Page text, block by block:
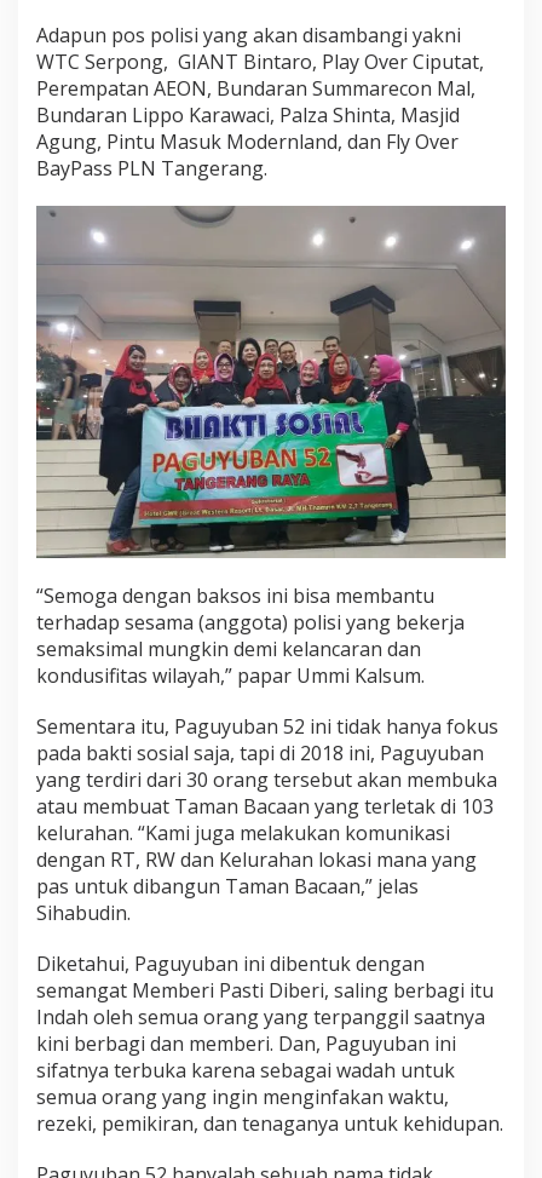
Adapun pos polisi yang akan disambangi yakni
WTC Serpong, GIANT Bintaro, Play Over Ciputat,
Perempatan AEON, Bundaran Summarecon Mal,
Bundaran Lippo Karawaci, Palza Shinta, Masjid
Agung, Pintu Masuk Modernland, dan Fly Over
BayPass PLN Tangerang.
“Semoga dengan baksos ini bisa membantu
terhadap sesama (anggota) polisi yang bekerja
semaksimal mungkin demi kelancaran dan
kondusifitas wilayah,” papar Ummi Kalsum.
Sementara itu, Paguyuban 52 ini tidak hanya fokus
pada bakti sosial saja, tapi di 2018 ini, Paguyuban
yang terdiri dari 30 orang tersebut akan membuka
atau membuat Taman Bacaan yang terletak di 103
kelurahan. “Kami juga melakukan komunikasi
dengan RT, RW dan Kelurahan lokasi mana yang
pas untuk dibangun Taman Bacaan,” jelas
Sihabudin.
Diketahui, Paguyuban ini dibentuk dengan
semangat Memberi Pasti Diberi, saling berbagi itu
Indah oleh semua orang yang terpanggil saatnya
kini berbagi dan memberi. Dan, Paguyuban ini
sifatnya terbuka karena sebagai wadah untuk
semua orang yang ingin menginfakan waktu,
rezeki, pemikiran, dan tenaganya untuk kehidupan.